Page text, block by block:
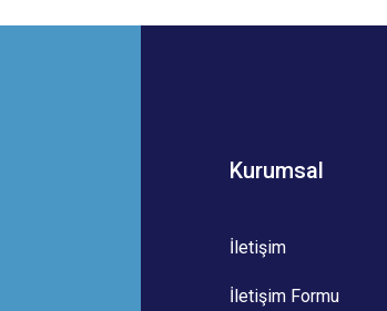
Bu ürüne ilk yorumu siz yapın!
Kurumsal
İletişim
İletişim Formu